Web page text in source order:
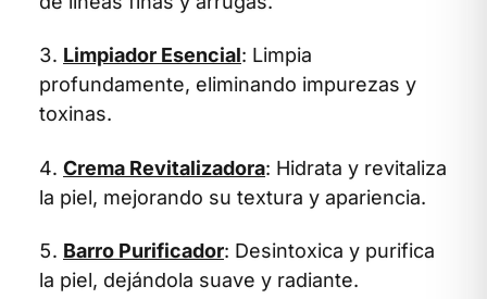
Limpiador Esencial: Limpia
profundamente, eliminando impurezas y
toxinas.
Crema Revitalizadora: Hidrata y revitaliza
la piel, mejorando su textura y apariencia.
Barro Purificador: Desintoxica y purifica
la piel, dejándola suave y radiante.